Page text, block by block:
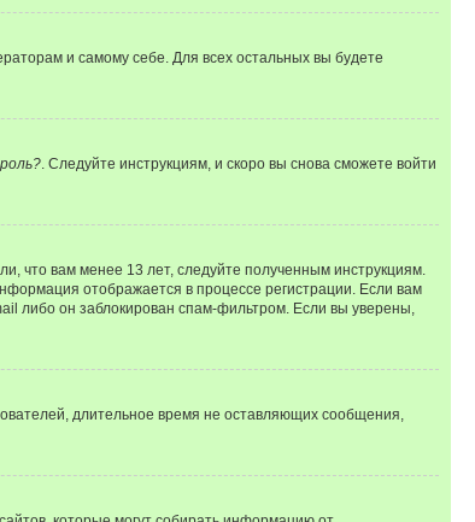
и самому себе. Для всех остальных вы будете
. Следуйте инструкциям, и скоро вы снова сможете войти
что вам менее 13 лет, следуйте полученным инструкциям.
отображается в процессе регистрации. Если вам
либо он заблокирован спам-фильтром. Если вы уверены,
длительное время не оставляющих сообщения,